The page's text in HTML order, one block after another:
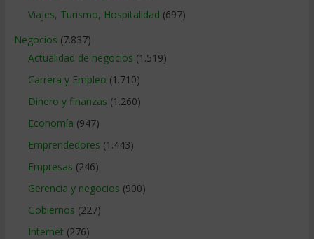
Viajes, Turismo, Hospitalidad (697)
Negocios (7.837)
Actualidad de negocios (1.519)
Carrera y Empleo (1.710)
Dinero y finanzas (1.260)
Economía (947)
Emprendedores (1.443)
Empresas (246)
Gerencia y negocios (900)
Gobiernos (227)
Internet (276)